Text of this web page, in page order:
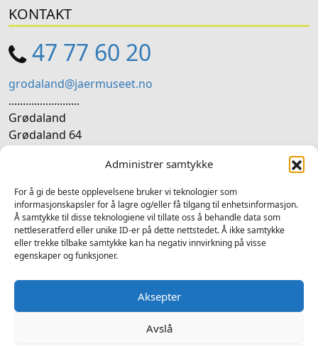
Administrer samtykke
For å gi de beste opplevelsene bruker vi teknologier som
informasjonskapsler for å lagre og/eller få tilgang til enhetsinformasjon.
Å samtykke til disse teknologiene vil tillate oss å behandle data som
nettleseratferd eller unike ID-er på dette nettstedet. Å ikke samtykke
eller trekke tilbake samtykke kan ha negativ innvirkning på visse
egenskaper og funksjoner.
Aksepter
Avslå
KONTAKT
47 77 60 20
grodaland@jaermuseet.no
.........................
Grødaland
Grødaland 64
SOSIALE MEDIER
Følg oss på sosiale medium for nyheiter og tilbod
FacebookInstagram